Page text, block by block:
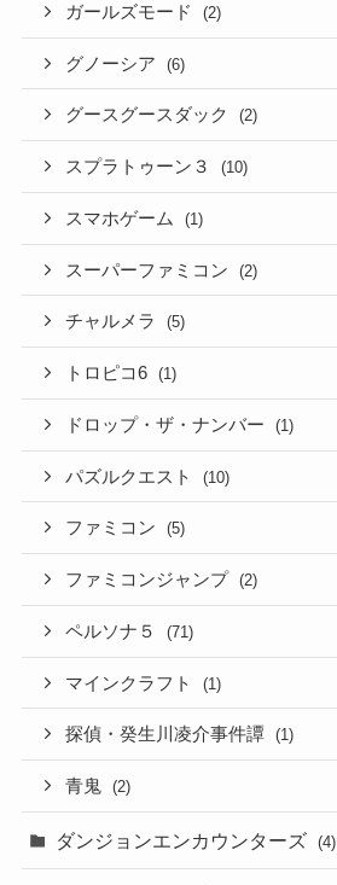
ガールズモード (2)
グノーシア (6)
グースグースダック (2)
スプラトゥーン３ (10)
スマホゲーム (1)
スーパーファミコン (2)
チャルメラ (5)
トロピコ6 (1)
ドロップ・ザ・ナンバー (1)
パズルクエスト (10)
ファミコン (5)
ファミコンジャンプ (2)
ペルソナ５ (71)
マインクラフト (1)
探偵・癸生川凌介事件譚 (1)
青鬼 (2)
ダンジョンエンカウンターズ (4)